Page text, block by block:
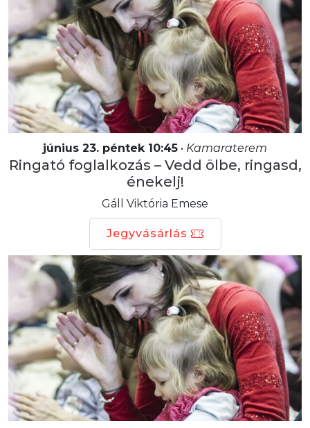
június 23. péntek 10:45 • Kamaraterem
Ringató foglalkozás – Vedd ölbe, ringasd,
énekelj!
Gáll Viktória Emese
Jegyvásárlás